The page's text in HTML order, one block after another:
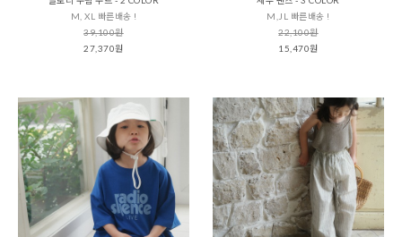
M, XL 빠른배송 !
39,100원
27,370원
M,JL 빠른배송 !
22,100원
15,470원